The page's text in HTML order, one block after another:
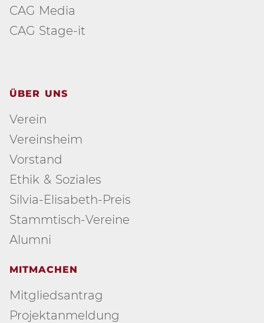
CAG Media
CAG Stage-it
ÜBER UNS
Verein
Vereinsheim
Vorstand
Ethik & Soziales
Silvia-Elisabeth-Preis
Stammtisch-Vereine
Alumni
MITMACHEN
Mitgliedsantrag
Projektanmeldung